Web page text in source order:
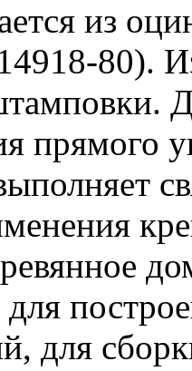
из
80).
прямого
для